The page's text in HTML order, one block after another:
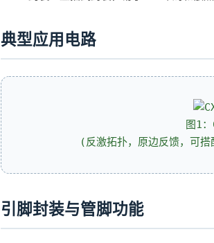
典型应用电路
图1
(反激拓扑，原边反馈，可
引脚封装与管脚功能